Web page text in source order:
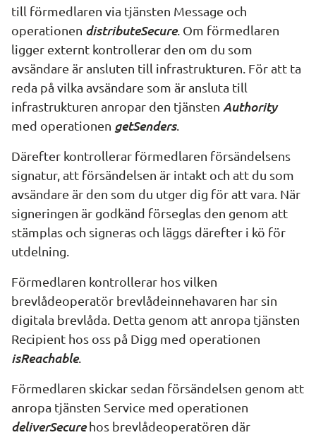
till förmedlaren via tjänsten Message och
operationen distributeSecure. Om förmedlaren
ligger externt kontrollerar den om du som
avsändare är ansluten till infrastrukturen. För att ta
reda på vilka avsändare som är ansluta till
infrastrukturen anropar den tjänsten Authority
med operationen getSenders.
Därefter kontrollerar förmedlaren försändelsens
signatur, att försändelsen är intakt och att du som
avsändare är den som du utger dig för att vara. När
signeringen är godkänd förseglas den genom att
stämplas och signeras och läggs därefter i kö för
utdelning.
Förmedlaren kontrollerar hos vilken
brevlådeoperatör brevlådeinnehavaren har sin
Recipient
isReachable.
Förmedlaren skickar sedan försändelsen genom att
anropa tjänsten Service
deliverSecure hos brevlådeoperatören där